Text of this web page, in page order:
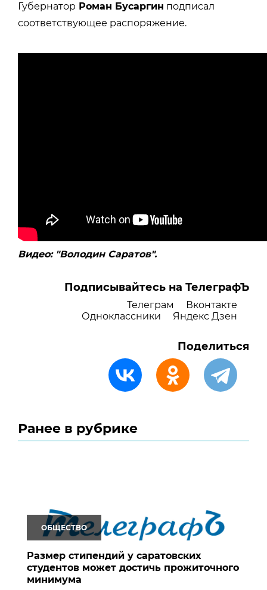
Губернатор Роман Бусаргин подписал
соответствующее распоряжение.
Видео: "Володин Саратов".
Подписывайтесь на ТелеграфЪ
Телеграм
Вконтакте
Одноклассники
Яндекс Дзен
Поделиться
Ранее в рубрике
ОБЩЕСТВО
Размер стипендий у саратовских
студентов может достичь прожиточного
минимума